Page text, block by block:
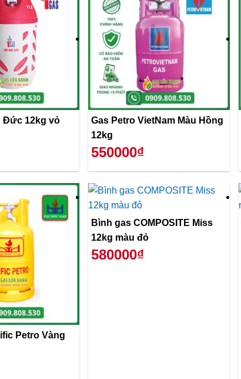
Đức 12kg vỏ
Gas Petro VietNam Màu Hồng
12kg
550000₫
Petro Vàng
Bình gas COMPOSITE Miss
12kg màu đỏ
580000₫